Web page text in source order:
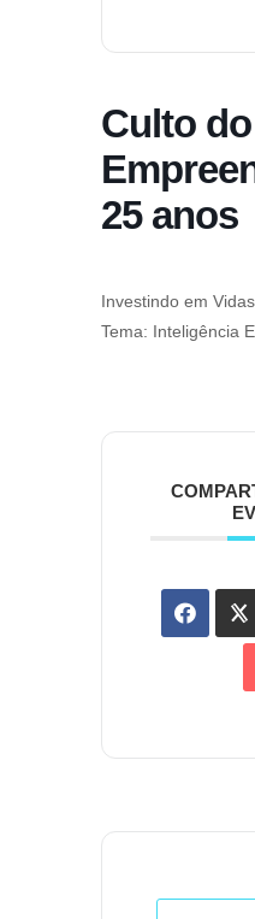
Culto do
25 anos
Investindo em Vidas
Tema: Inteligência